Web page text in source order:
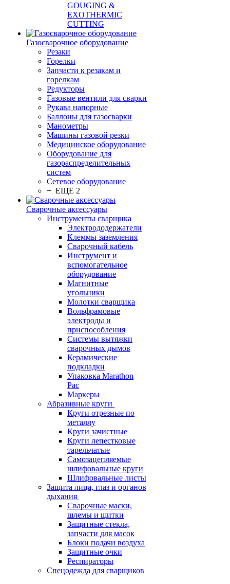
GOUGING &
EXOTHERMIC
CUTTING
Газосварочное оборудование
Резаки
Горелки
Запчасти к резакам и
горелкам
Редукторы
Газовые вентили для сварки
Рукава напорные
Баллоны для газосварки
Манометры
Машины газовой резки
Медицинское оборудование
Оборудование для
газораспределительных
систем
Сетевое оборудование
+ ЕЩЕ 2
Сварочные аксессуары
Инструменты сварщика
Электрододержатели
Клеммы заземления
Сварочный кабель
Инструмент и
вспомогательное
оборудование
Магнитные
угольники
Молотки сварщика
Вольфрамовые
электроды и
приспособления
Системы вытяжки
сварочных дымов
Керамические
подкладки
Упаковка Marathon
Pac
Маркеры
Абразивные круги
Круги отрезные по
металлу
Круги зачистные
Круги лепестковые
тарельчатые
Самозацепляемые
шлифовальные круги
Шлифовальные листы
Защита лица, глаз и органов
дыхания
Сварочные маски,
шлемы и щитки
Защитные стекла,
запчасти для масок
Блоки подачи воздуха
Защитные очки
Респираторы
Спецодежда для сварщиков